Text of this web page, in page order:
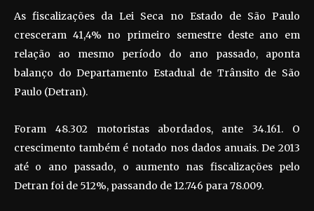
As fiscalizações da Lei Seca no Estado de São Paulo
cresceram 41,4% no primeiro semestre deste ano em
relação ao mesmo período do ano passado, aponta
balanço do Departamento Estadual de Trânsito de São
Paulo (Detran).
Foram 48.302 motoristas abordados, ante 34.161. O
crescimento também é notado nos dados anuais. De 2013
até o ano passado, o aumento nas fiscalizações pelo
Detran foi de 512%, passando de 12.746 para 78.009.